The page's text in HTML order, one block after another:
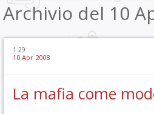
Archivio del 10
1:29
10 Apr 2008
La mafia come